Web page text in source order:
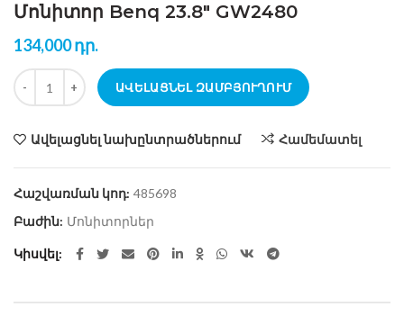
Մոնիտոր Benq 23.8″ GW2480
134,000դր.
քանակ Մոնիտոր Benq 23.8" GW2480
ԱՎԵԼԱՑՆԵԼ ԶԱՄԲՅՈՒՂՈՒՄ
Ավելացնել նախընտրածներում Համեմատել
Հաշվառման կոդ: 485698
Բաժին: Մոնիտորներ
Կիսվել